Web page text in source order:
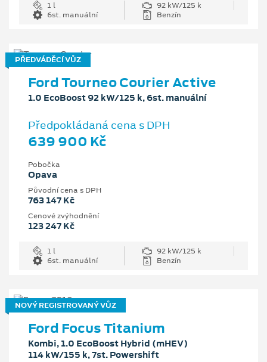
1 l
92 kW/125 k
6st. manuální
Benzín
PŘEDVÁDĚCÍ VŮZ
Ford Tourneo Courier Active
1.0 EcoBoost 92 kW/125 k, 6st. manuální
Předpokládaná cena s DPH
639 900 Kč
Pobočka
Opava
Původní cena s DPH
763 147 Kč
Cenové zvýhodnění
123 247 Kč
1 l
92 kW/125 k
6st. manuální
Benzín
NOVÝ REGISTROVANÝ VŮZ
Ford Focus Titanium
Kombi, 1.0 EcoBoost Hybrid (mHEV)
114 kW/155 k, 7st. Powershift